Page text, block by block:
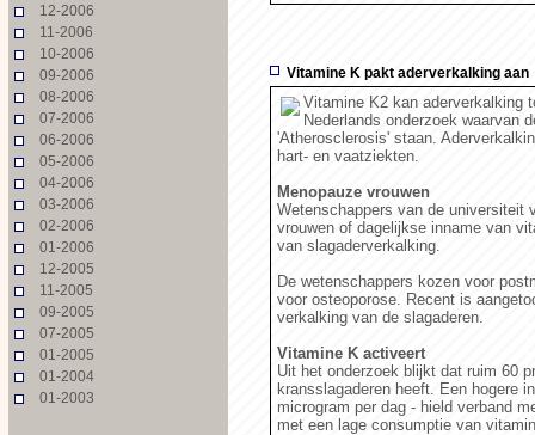
12-2006
11-2006
10-2006
09-2006
08-2006
07-2006
06-2006
05-2006
04-2006
03-2006
02-2006
01-2006
12-2005
11-2005
09-2005
07-2005
01-2005
01-2004
01-2003
Vitamine K pakt aderverkalking aan
Vitamine K2 kan aderverkalking
Nederlands onderzoek waarvan
'Atherosclerosis' staan.
hart- en vaatziekten.
Menopauze vrouwen
Wetenschappers van de universiteit
vrouwen of dagelijkse inname van
van slagaderverkalking.
De wetenschappers kozen voor
voor osteoporose. Recent is
verkalking van de slagaderen.
Vitamine K activeert
Uit het onderzoek blijkt dat ruim 60
kransslagaderen heeft. Een hogere
microgram per dag - hield verband
met een lage consumptie van